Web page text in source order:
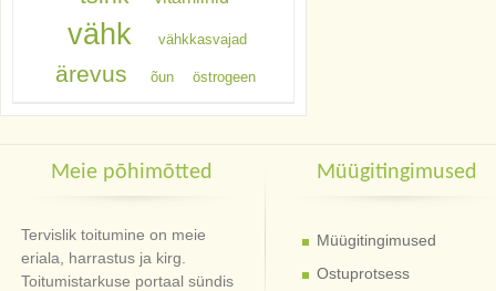
vähk vähkkasvajad
ärevus õun östrogeen
Meie põhimõtted
Tervislik toitumine on meie
eriala, harrastus ja kirg.
Toitumistarkuse portaal sündis
Müügitingimused
Müügitingimused
Ostuprotsess